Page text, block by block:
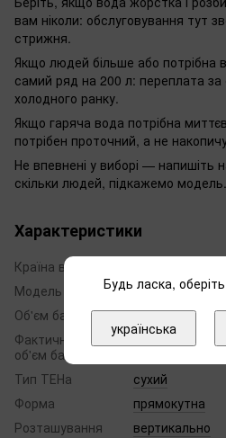
вам ніколи: обслуговування тут
стрижня.
Якщо людей більше або потрібна
самий ряд на 200 л: переплата за
холодного ранку.
Якщо гаряча вода потрібна
потрібен проточний, а не
Не впевнені у виборі — напишіть
скільки людей, підкажемо модель.
Характеристики
Країна виробник
Модель
Steatite Cube
Об'єм бака, л
150
Фактичний
об'єм бака, л
150
Тип ТЕНа
сухий
Форма
прямокутна
Розташування
вертикально
Будь ласка,
українська